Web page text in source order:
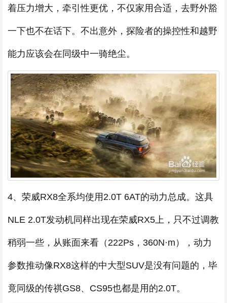
着压力增大，牵引性更优，不仅家用合适，去野外豁
一下也不在话下。不出意外，探险者的操控性和越野
能力应该会在同级中一骑绝尘。
4、荣威RX8全系均使用2.0T 6AT的动力总成。这具
NLE 2.0T发动机同样出现在荣威RX5上，只不过调教
稍弱一些，从账面来看（222Ps，360N·m），动力
参数推动像RX8这样的中大型SUV是没有问题的，毕
竟同级的传祺GS8、CS95也都是用的2.0T。